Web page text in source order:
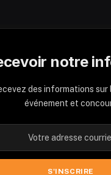
notre
des informations sur
événement et